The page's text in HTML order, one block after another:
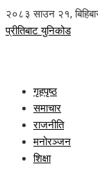
२०८३ साउन २१,
प्रीतिबाट युनिकोड
गृहपृष्ठ
समाचार
राजनीति
मनोरञ्जन
शिक्षा